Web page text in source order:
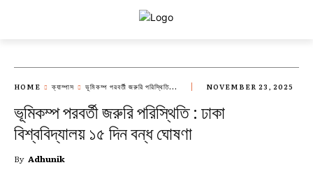
HOME ক্যাম্পাস ভূমিকম্প পরবর্তী জরুরি পরিস্থিতি... NOVEMBER 23, 2025
ভূমিকম্প পরবর্তী জরুরি পরিস্থিতি : ঢাকা
বিশ্ববিদ্যালয় ১৫ দিন বন্ধ ঘোষণা
By Adhunik